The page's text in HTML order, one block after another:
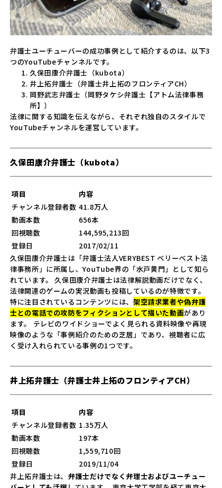
弁護士ユーチューバーの成功事例として紹介するのは、以下3
つのYouTubeチャンネルです。
久保田康介弁護士（kubota）
井上拓弁護士（弁護士井上拓のフロンティアCH）
岡野武志弁護士（岡野タケシ弁護士【アトム法律事務
所】）
法律に関する知識を伝えながら、それぞれ独自のスタイルで
YouTubeチャンネルを運営しています。
久保田康介弁護士（kubota）
項目
内容
チャンネル登録者数 41.8万人
動画本数
656本
回視聴数
144,595,213回
登録日
2017/02/11
久保田康介弁護士は「弁護士法人VERYBEST ベリーベスト法
律事務所」に所属し、YouTube界の「水戸黄門」として知ら
れています。 久保田康介弁護士は法律解説動画だけでなく、
法律関連のゲームの実況動画も投稿しているのが特徴です。
特に注目されているコンテンツには、 架空請求業者や偽弁護
士との電話での攻防をフィクションとして描いた動画があり
ます。 テレビのワイドショーでよく見られる資料映像や再現
映像のような「事例紹介のための芝居」であり、視聴者に広
く受け入れられている事例の1つです。
井上拓弁護士（弁護士井上拓のフロンティアCH）
項目
内容
チャンネル登録者数 1.35万人
動画本数
197本
回視聴数
1,559,710回
登録日
2019/11/04
井上拓弁護士は、弁護士だけでなく弁理士およびユーチュー